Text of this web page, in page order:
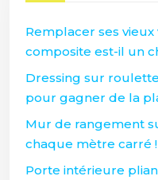
Remplacer ses
composite est-il un
Dressing sur
pour gagner de la
Mur de rangement
chaque mètre carré !
Porte intérieure